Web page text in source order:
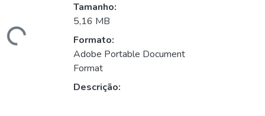
Carregando...
Tamanho:
5,16 MB
Formato:
Adobe Portable Document
Format
Descrição: